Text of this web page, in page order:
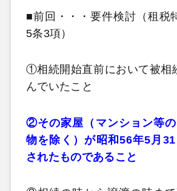
■前回・・・要件検討（租税
5条3項）
①相続開始直前において被相
んでいたこと
②その家屋（マンション等
物を除く）が昭和56年5月
されたものであること